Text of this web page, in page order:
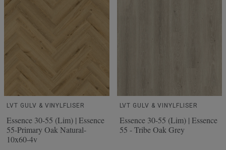
LVT GULV & VINYLFLISER
Essence 30-55 (Lim) | Essence
55-Primary Oak Natural-
10x60-4v
LVT GULV & VINYLFLISER
Essence 30-55 (Lim) | Essence
55 - Tribe Oak Grey